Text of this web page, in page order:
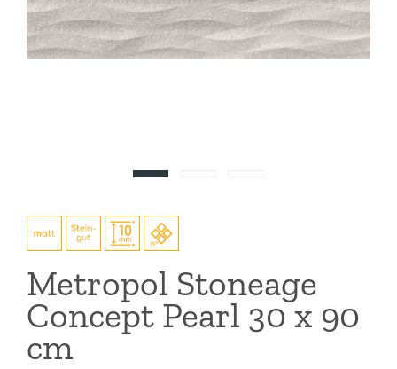
Metropol Stoneage
Concept Pearl 30 x 90
cm